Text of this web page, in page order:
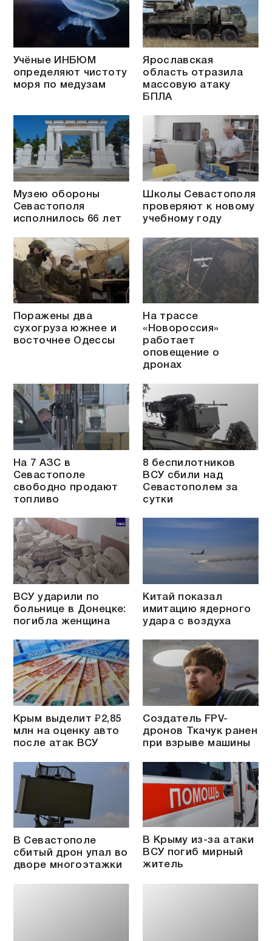
Учёные ИНБЮМ
определяют чистоту
моря по медузам
Ярославская
область отразила
массовую атаку
БПЛА
Музею обороны
Севастополя
исполнилось 66 лет
Школы Севастополя
проверяют к новому
учебному году
Поражены два
сухогруза южнее и
восточнее Одессы
На трассе
«Новороссия»
работает
оповещение о
дронах
На 7 АЗС в
Севастополе
свободно продают
топливо
8 беспилотников
ВСУ сбили над
Севастополем за
сутки
ВСУ ударили по
больнице в Донецке:
погибла женщина
Китай показал
имитацию ядерного
удара с воздуха
Крым выделит ₽2,85
млн на оценку авто
после атак ВСУ
Создатель FPV-
дронов Ткачук ранен
при взрыве машины
В Севастополе
сбитый дрон упал во
дворе многоэтажки
В Крыму из-за атаки
ВСУ погиб мирный
житель